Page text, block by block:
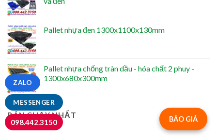
Pallet nhựa đen 1300x1100x130mm
Pallet nhựa chống tràn dầu - hóa chất 2 phuy -
1300x680x300mm
BÁN CHẠY NHẤT BÁO GIÁ
MESSENGER
ZALO
098.442.3150